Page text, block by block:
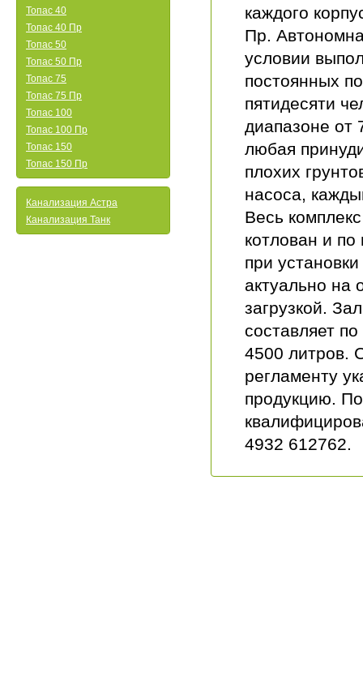
Топас 40
Топас 40 Пр
Топас 50
Топас 50 Пр
Топас 75
Топас 75 Пр
Топас 100
Топас 100 Пр
Топас 150
Топас 150 Пр
Канализация Астра
Канализация Танк
каждого
Пр.
условии
постоянных
пятидесяти
диапазоне от
любая
плохих
насоса,
Весь
котлован и
при
актуально на
загрузкой.
составляет
4500 литров.
регламенту
продукцию.
4932 612762.